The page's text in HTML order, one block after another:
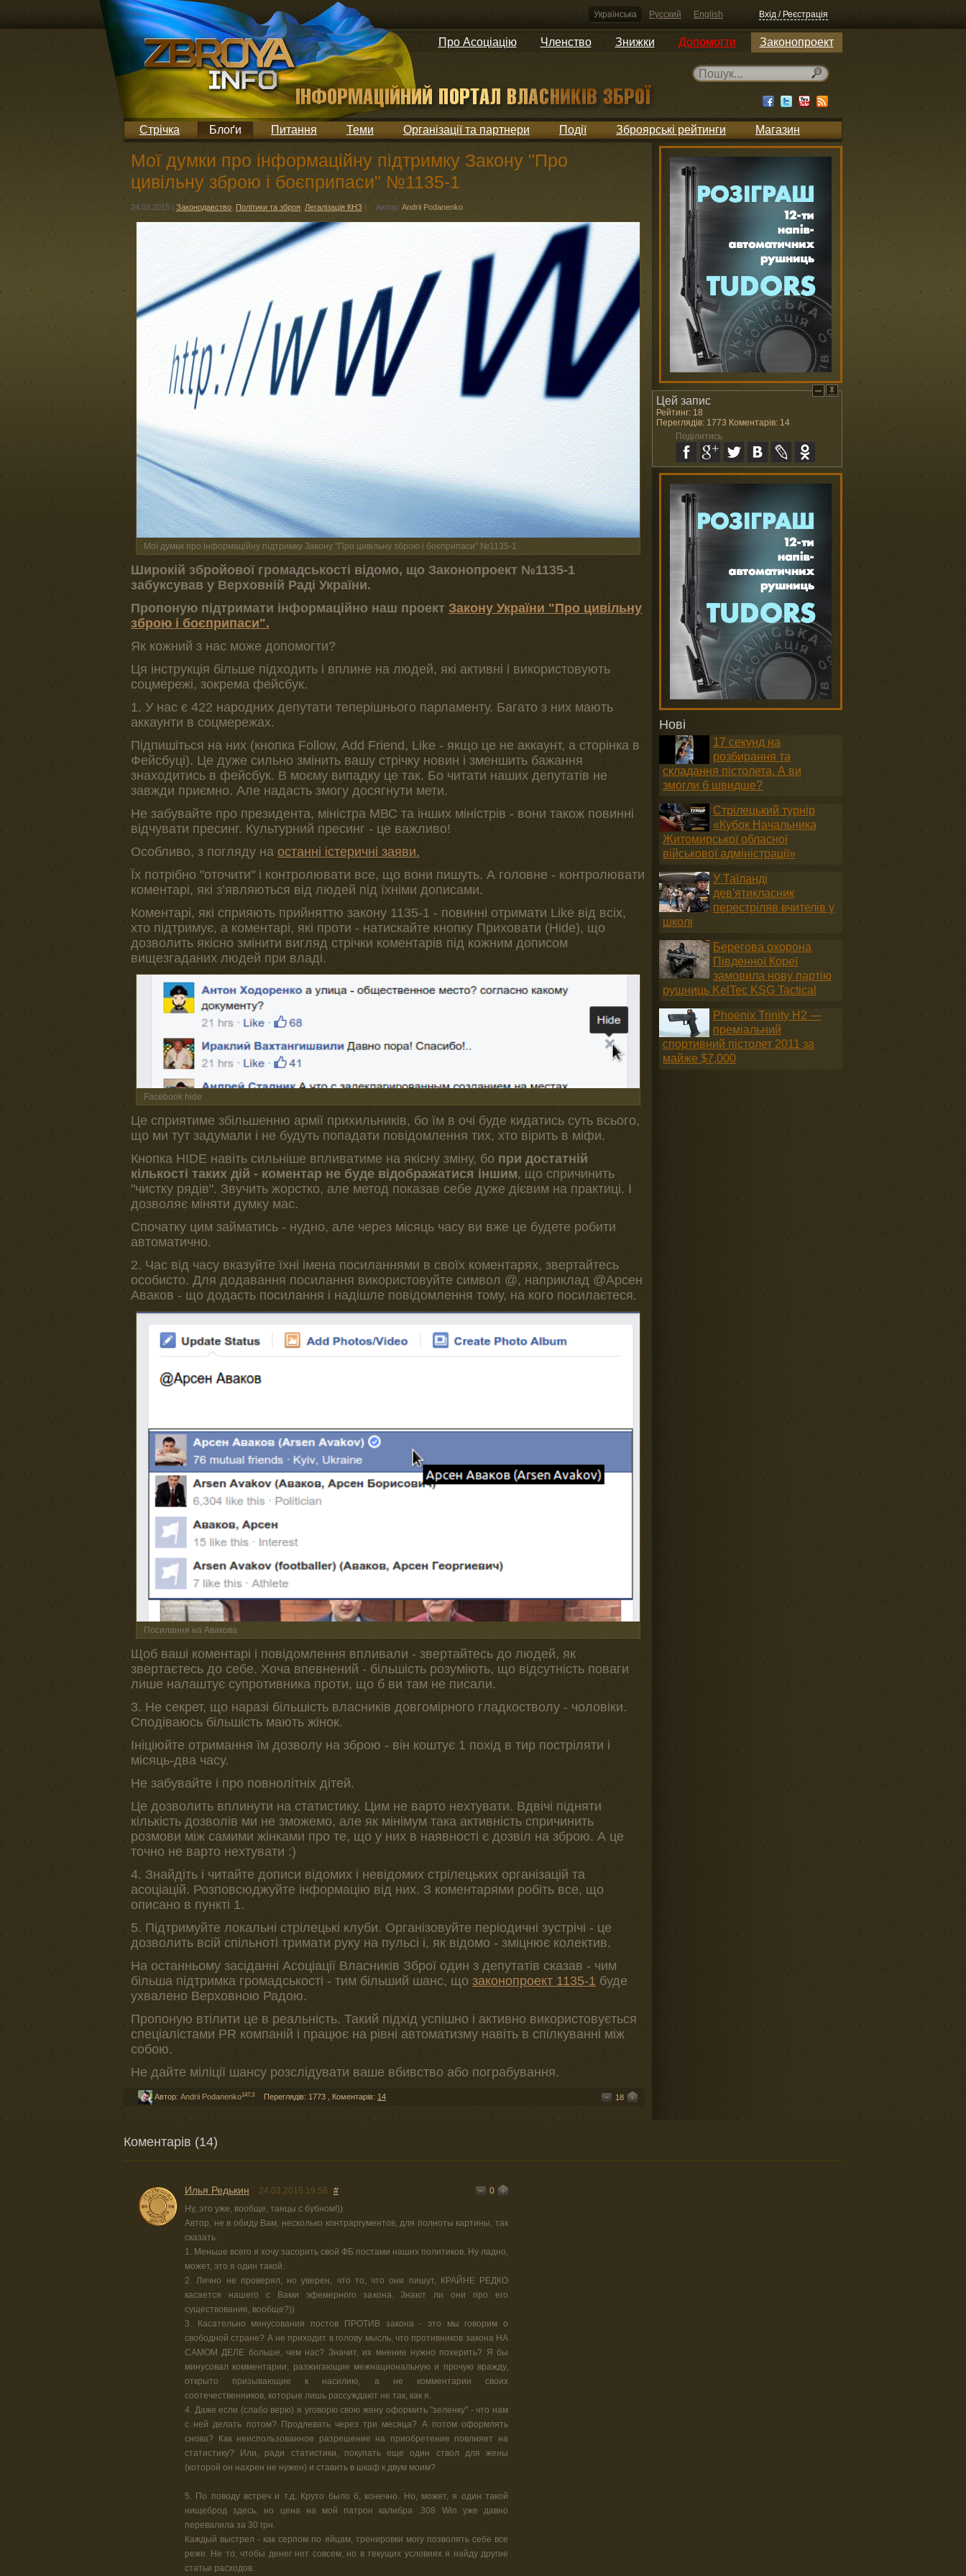
Українська Русский English Вхід / Реєстрація
Про Асоціацію Членство Знижки Допомогти Законопроект
Стрічка Блоґи Питання Теми Організації та партнери Події Зброярські рейтинги Магазин
Мої думки про інформаційну підтримку Закону "Про
цивільну зброю і боєприпаси" №1135-1
24.03.2015 | Законодавство Політики та зброя Легалізація КНЗ | Автор: Andrii Podanenko
Мої думки про інформаційну підтримку Закону "Про цивільну зброю і боєприпаси" №1135-1
Широкій збройової громадськості відомо, що Законопроект №1135-1
забуксував у Верховній Раді України.
Пропоную підтримати інформаційно наш проект Закону України "Про цивільну
зброю і боєприпаси".
Як кожний з нас може допомогти?
Ця інструкція більше підходить і вплине на людей, які активні і використовують
соцмережі, зокрема фейсбук.
1. У нас є 422 народних депутати теперішнього парламенту. Багато з них мають
аккаунти в соцмережах.
Підпишіться на них (кнопка Follow, Add Friend, Like - якщо це не аккаунт, а сторінка в
Фейсбуці). Це дуже сильно змінить вашу стрічку новин і зменшить бажання
знаходитись в фейсбук. В моєму випадку це так. Бо читати наших депутатів не
завжди приємно. Але надасть змогу досягнути мети.
Не забувайте про президента, міністра МВС та інших міністрів - вони також повинні
відчувати пресинг. Культурний пресинг - це важливо!
Особливо, з погляду на останні істеричні заяви.
Їх потрібно "оточити" і контролювати все, що вони пишуть. А головне - контролювати
коментарі, які з’являються від людей під їхніми дописами.
Коментарі, які сприяють прийняттю закону 1135-1 - повинні отримати Like від всіх,
хто підтримує, а коментарі, які проти - натискайте кнопку Приховати (Hide), що
дозволить якісно змінити вигляд стрічки коментарів під кожним дописом
вищезгаданих людей при владі.
Facebook hide
Це сприятиме збільшенню армії прихильників, бо їм в очі буде кидатись суть всього,
що ми тут задумали і не будуть попадати повідомлення тих, хто вірить в міфи.
Кнопка HIDE навіть сильніше впливатиме на якісну зміну, бо при достатній
кількості таких дій - коментар не буде відображатися іншим, що спричинить
"чистку рядів". Звучить жорстко, але метод показав себе дуже дієвим на практиці. І
дозволяє міняти думку мас.
Спочатку цим займатись - нудно, але через місяць часу ви вже це будете робити
автоматично.
2. Час від часу вказуйте їхні імена посиланнями в своїх коментарях, звертайтесь
особисто. Для додавання посилання використовуйте символ @, наприклад @Арсен
Аваков - що додасть посилання і надішле повідомлення тому, на кого посилаєтеся.
Посилання на Авакова
Щоб ваші коментарі і повідомлення впливали - звертайтесь до людей, як
звертаєтесь до себе. Хоча впевнений - більшість розуміють, що відсутність поваги
лише налаштує супротивника проти, що б ви там не писали.
3. Не секрет, що наразі більшість власників довгомірного гладкостволу - чоловіки.
Сподіваюсь більшість мають жінок.
Ініціюйте отримання їм дозволу на зброю - він коштує 1 похід в тир постріляти і
місяць-два часу.
Не забувайте і про повнолітніх дітей.
Це дозволить вплинути на статистику. Цим не варто нехтувати. Вдвічі підняти
кількість дозволів ми не зможемо, але як мінімум така активність спричинить
розмови між самими жінками про те, що у них в наявності є дозвіл на зброю. А це
точно не варто нехтувати :)
4. Знайдіть і читайте дописи відомих і невідомих стрілецьких організацій та
асоціацій. Розповсюджуйте інформацію від них. З коментарями робіть все, що
описано в пункті 1.
5. Підтримуйте локальні стрілецькі клуби. Організовуйте періодичні зустрічі - це
дозволить всій спільноті тримати руку на пульсі і, як відомо - зміцнює колектив.
На останньому засіданні Асоціації Власників Зброї один з депутатів сказав - чим
більша підтримка громадськості - тим більший шанс, що законопроект 1135-1 буде
ухвалено Верховною Радою.
Пропоную втілити це в реальність. Такий підхід успішно і активно використовується
спеціалістами PR компаній і працює на рівні автоматизму навіть в спілкуванні між
собою.
Не дайте міліції шансу розслідувати ваше вбивство або пограбування.
Автор: Andrii Podanenko147,3 Переглядів: 1773 Коментарів: 14 18
Нові
17 секунд на
розбирання та
складання пістолета. А ви
змогли б швидше?
Стрілецький турнір
«Кубок Начальника
Житомирської обласної
військової адміністрації»
У Таїланді
дев'ятикласник
перестріляв вчителів у
школі
Берегова охорона
Південної Кореї
замовила нову партію
рушниць KelTec KSG Tactical
Phoenix Trinity H2 —
преміальний
спортивний пістолет 2011 за
майже $7,000
Цей запис
Рейтинг: 18
Переглядів: 1773 Коментарів: 14
Поділитись
Коментарів (14)
Илья Редькин 24.03.2015 19:58 #
0
Ну, это уже, вообще, танцы с бубном!))
Автор, не в обиду Вам, несколько контраргументов, для полноты картины, так
сказать.
1. Меньше всего я хочу засорить свой ФБ постами наших политиков. Ну ладно,
может, это я один такой.
2. Лично не проверял, но уверен, что то, что они пишут, КРАЙНЕ РЕДКО
касается нашего с Вами эфемерного закона. Знают ли они про его
существование, вообще?))
3. Касательно минусования постов ПРОТИВ закона - это мы говорим о
свободной стране? А не приходит в голову мысль, что противников закона НА
САМОМ ДЕЛЕ больше, чем нас? Значит, их мнение нужно похерить? Я бы
минусовал комментарии, разжигающие межнациональную и прочую вражду,
открыто призывающие к насилию, а не комментарии своих
соотечественников, которые лишь рассуждают не так, как я.
4. Даже если (слабо верю) я уговорю свою жену оформить "зеленку" - что нам
с ней делать потом? Продлевать через три месяца? А потом оформлять
снова? Как неиспользованное разрешение на приобретение повлияет на
статистику? Или, ради статистики, покупать еще один ствол для жены
(которой он нахрен не нужен) и ставить в шкаф к двум моим?
5. По поводу встреч и т.д. Круто было б, конечно. Но, может, я один такой
нищеброд здесь, но цена на мой патрон калибра .308 Win уже давно
перевалила за 30 грн.
Каждый выстрел - как серпом по яйцам, тренировки могу позволять себе все
реже. Не то, чтобы денег нет совсем, но в текущих условиях я найду другие
статьи расходов.